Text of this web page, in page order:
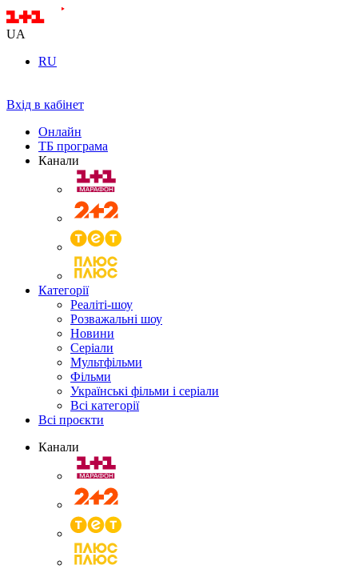
UA
RU
Вхід в кабінет
Онлайн
ТБ програма
Канали
Категорії
Реаліті-шоу
Розважальні шоу
Новини
Серіали
Мультфільми
Фільми
Українські фільми і серіали
Всі категорії
Всі проєкти
Канали